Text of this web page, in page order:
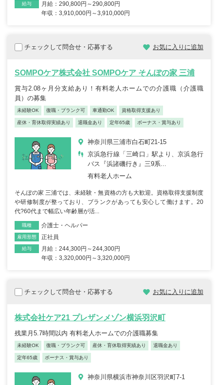
給与
月給：290,800円～290,800円
年収：3,910,000円～3,910,000円
チェックして問合せ・応募する お気に入りに追加
SOMPOケア株式会社 SOMPOケア そんぽの家 三浦
賞与2.08ヶ月分支給あり！有料老人ホームでの介護職（介護職
員）の募集
未経験OK 復職・ブランク可 車通勤OK 資格取得支援あり
産休・育休取得実績あり 退職金あり 定年65歳 ボーナス・賞与あり
神奈川県三浦市白石町21-15
京浜急行線「三崎口」駅より、京浜急行
バス『浜諸磯行き』三9系...
有料老人ホーム
そんぽの家 三浦では、未経験・無資格の方も大歓迎。資格取得支援制度
や研修制度が整っており、ブランクがあっても安心して働けます。20
代?60代まで幅広い年齢層が活...
職種 介護士・ヘルパー
雇用形態 正社員
給与
月給：244,300円～244,300円
年収：3,320,000円～3,320,000円
チェックして問合せ・応募する お気に入りに追加
株式会社ケア21 プレザンメゾン横浜羽沢町
残業月5.7時間以内 有料老人ホームでの介護職募集
未経験OK 復職・ブランク可 産休・育休取得実績あり 退職金あり
定年65歳 ボーナス・賞与あり
神奈川県横浜市神奈川区羽沢町7-1